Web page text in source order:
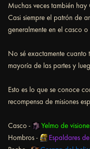
Muchas veces también
Casi siempre el patrón de
generalmente en el casco
No sé exactamente cuanto
mayoría de las partes y
Esto es lo que se conoce
recompensa de misiones
Casco -
Yelmo de
Hombros -
Espaldares